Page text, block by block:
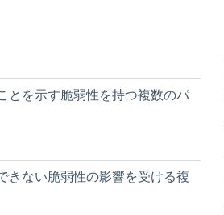
とを示す脆弱性を持つ複数のパ
ない脆弱性の影響を受ける複